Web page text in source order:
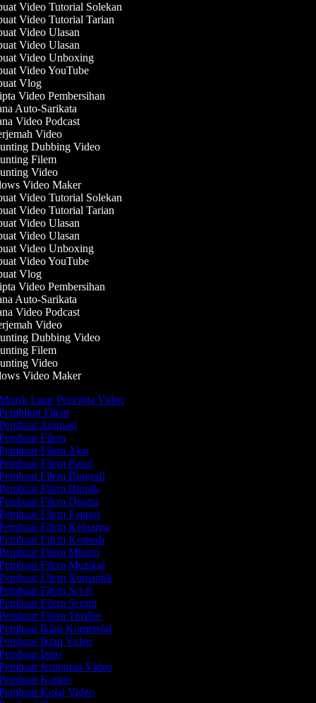
Video Tutorial Solekan
Video Tutorial Tarian
Video Ulasan
Video Ulasan
Video Unboxing
Video YouTube
Vlog
Video Pembersihan
Auto-Sarikata
Video Podcast
Video
Dubbing Video
Filem
Video
Video Maker
Video Tutorial Solekan
Video Tutorial Tarian
Video Ulasan
Video Ulasan
Video Unboxing
Video YouTube
Vlog
Video Pembersihan
Auto-Sarikata
Video Podcast
Video
Dubbing Video
Filem
Video
Video Maker
Latar Pencipta Video
Filem
Animasi
Filem
Filem Aksi
Filem Barat
Filem Biografi
Filem Biopik
Filem Drama
Filem Fantasi
Filem Keluarga
Filem Komedi
Filem Misteri
Filem Muzikal
Filem Romantik
Filem Sci-fi
Filem Seram
Filem Thriller
Iklan Komersial
Iklan Video
Intro
Jemputan Video
Kartun
Kolaj Video